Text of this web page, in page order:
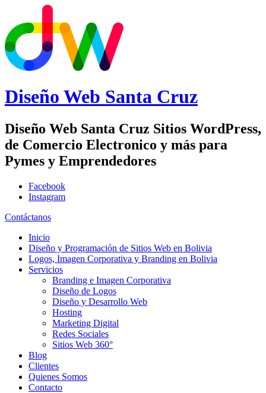
Diseño Web Santa Cruz
Diseño Web Santa Cruz Sitios WordPress,
de Comercio Electronico y más para
Pymes y Emprendedores
Facebook
Instagram
Contáctanos
Inicio
Diseño y Programación de Sitios Web en Bolivia
Logos, Imagen Corporativa y Branding en Bolivia
Servicios
Branding e Imagen Corporativa
Diseño de Logos
Diseño y Desarrollo Web
Hosting
Marketing Digital
Redes Sociales
Sitios Web 360°
Blog
Clientes
Quienes Somos
Contacto